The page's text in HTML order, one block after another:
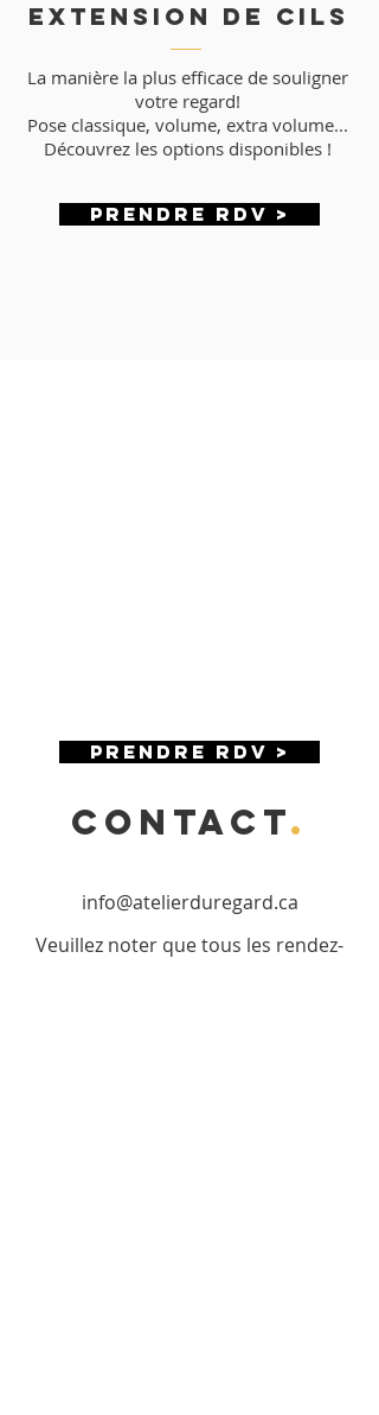
EXTENSION DE CILS
La manière la plus efficace de souligner
votre regard!
Pose classique, volume, extra volume...
Découvrez les options disponibles !
Prendre RDV >
Prendre RDV >
CONTACT.
info@atelierduregard.ca
Veuillez noter que tous les rendez-